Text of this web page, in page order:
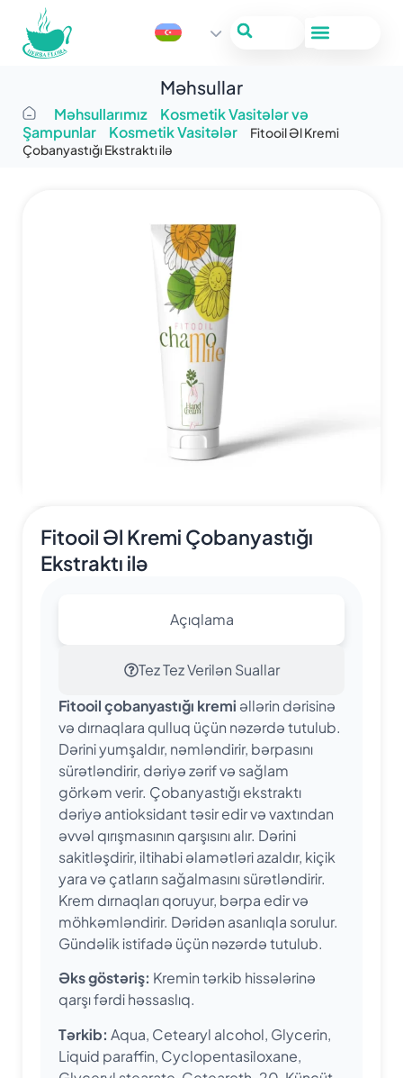
Məhsullarımız
Kosmetik Vasitələr və
Şampunlar
Kosmetik Vasitələr
Fitooil Əl Kremi
Çobanyastığı Ekstraktı ilə
Məhsullar
Fitooil Əl Kremi Çobanyastığı
Ekstraktı ilə
Açıqlama
Tez Tez Verilən Suallar
Fitooil çobanyastığı kremi əllərin dərisinə
və dırnaqlara qulluq üçün nəzərdə tutulub.
Dərini yumşaldır, nəmləndirir, bərpasını
sürətləndirir, dəriyə zərif və sağlam
görkəm verir. Çobanyastığı ekstraktı
dəriyə antioksidant təsir edir və vaxtından
əvvəl qırışmasının qarşısını alır. Dərini
sakitləşdirir, iltihabi əlamətləri azaldır, kiçik
yara və çatların sağalmasını sürətləndirir.
Krem dırnaqları qoruyur, bərpa edir və
möhkəmləndirir. Dəridən asanlıqla sorulur.
Gündəlik istifadə üçün nəzərdə tutulub.
Əks göstəriş: Kremin tərkib hissələrinə
qarşı fərdi həssaslıq.
Tərkib: Aqua, Cetearyl alcohol, Glycerin,
Liquid paraffin, Cyclopentasiloxane,